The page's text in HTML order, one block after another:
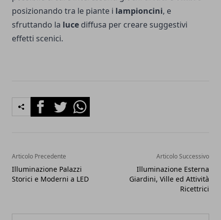
posizionando tra le piante i lampioncini, e
sfruttando la luce diffusa per creare suggestivi
effetti scenici.
FacebookTwitterWhatsapp
Articolo Precedente
Illuminazione Palazzi
Storici e Moderni a LED
Articolo Successivo
Illuminazione Esterna
Giardini, Ville ed Attività
Ricettrici